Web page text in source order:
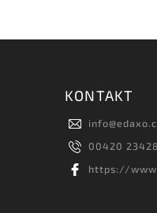
KONTAKT
info@
00420
https://